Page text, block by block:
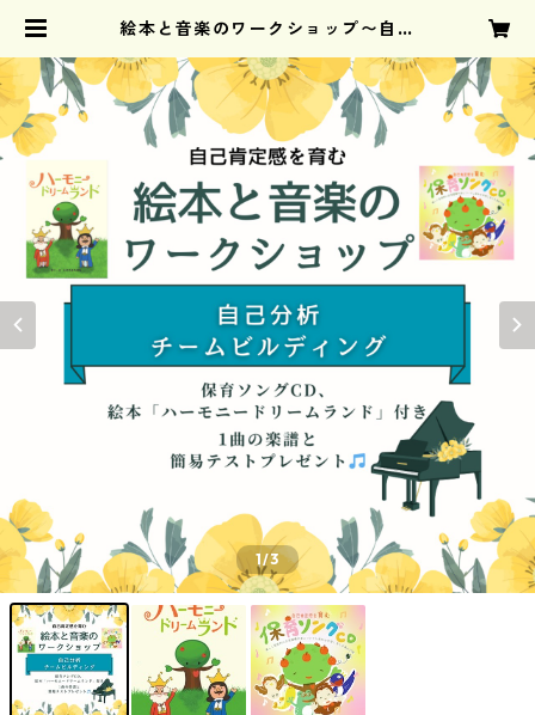
絵本と音楽のワークショップ〜自己
ny Club
1/3